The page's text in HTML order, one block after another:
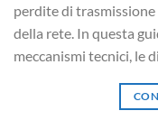
perdite di
della rete. In questa
meccanismi tecnici, le